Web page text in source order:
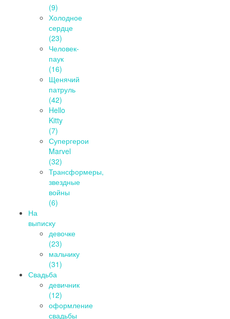
(9)
Холодное
сердце
(23)
Человек-
паук
(16)
Щенячий
патруль
(42)
Hello
Kitty
(7)
Супергерои
Marvel
(32)
Трансформеры,
звездные
войны
(6)
На
выписку
девочке
(23)
мальчику
(31)
Свадьба
девичник
(12)
оформление
свадьбы